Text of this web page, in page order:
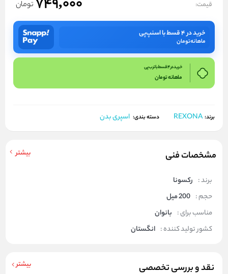
قیمت: 749,000 تومان
خرید در ۴ قسط با اسنپ‌پی
ماهانهتومان
خرید در 4 قسط با ترب پی
ماهانهتومان
برند: REXONA دسته بندی: اسپری بدن
مشخصات فنی بیشتر
برند : رکسونا
حجم : 200 میل
مناسب برای : بانوان
کشور تولید کننده : انگستان
نقد و بررسی تخصصی بیشتر